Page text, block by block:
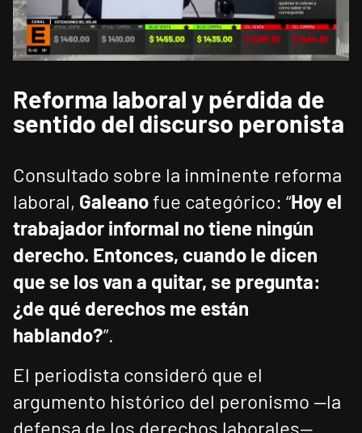
Reforma laboral y pérdida de
sentido del discurso peronista
Consultado sobre la inminente reforma
laboral, Galeanofue categórico: “Hoy el
trabajador informal no tiene ningún
derecho. Entonces, cuando le dicen
que se los van a quitar, se pregunta:
¿de qué derechos me están
hablando?”.
El periodista consideró que el
argumento histórico del peronismo —la
defensa de los derechos laborales—